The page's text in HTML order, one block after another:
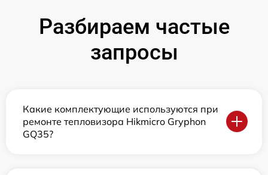
Разбираем частые
запросы
Какие комплектующие используются при
ремонте тепловизора Hikmicro Gryphon
GQ35?